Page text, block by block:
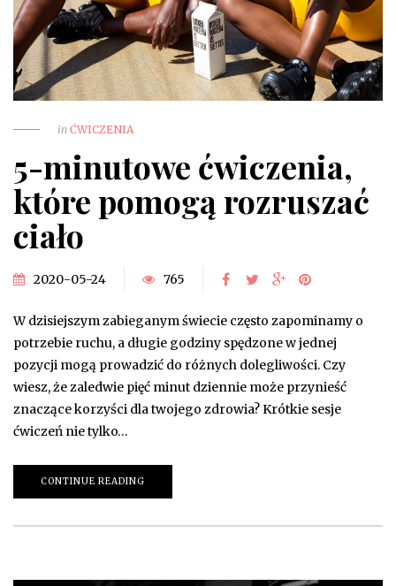
in ĆWICZENIA
5-minutowe ćwiczenia,
które pomogą rozruszać
ciało
2020-05-24 765
W dzisiejszym zabieganym świecie często zapominamy o
potrzebie ruchu, a długie godziny spędzone w jednej
pozycji mogą prowadzić do różnych dolegliwości. Czy
wiesz, że zaledwie pięć minut dziennie może przynieść
znaczące korzyści dla twojego zdrowia? Krótkie sesje
ćwiczeń nie tylko…
CONTINUE READING